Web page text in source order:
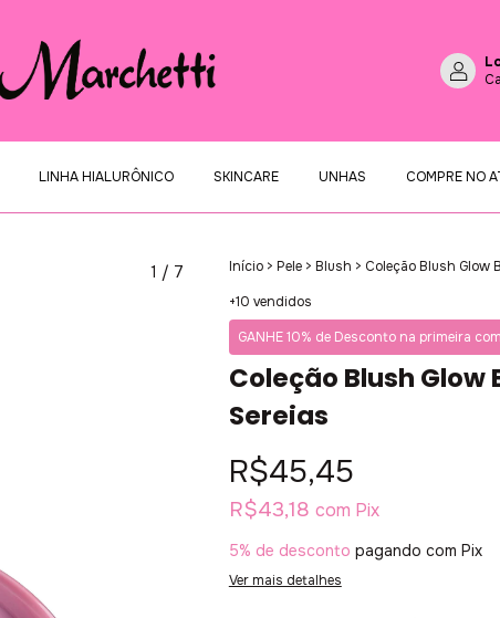
LINHA HIALURÔNICO SKINCARE UNHAS COMPRE NO
1 / 7 Início > Pele > Blush > Coleção Blush Glow
+10 vendidos
GANHE 10% de Desconto na primeira
Coleção Blush Glow
Sereias
R$45,45
R$43,18 com Pix
5% de desconto pagando com Pix
Ver mais detalhes